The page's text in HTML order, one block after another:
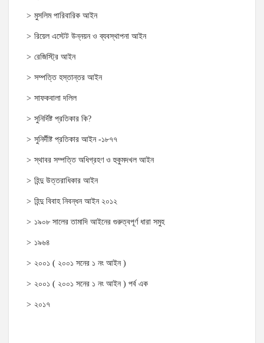
মুসলিম পারিবারিক আইন
রিয়েল এস্টেট উন্নয়ন ও ব্যবস্থাপনা আইন
রেজিস্ট্রি আইন
সম্পত্তি হস্তান্তর আইন
সাফকবালা দলিল
সুনির্দিষ্ট প্রতিকার কি?
সুনির্দীষ্ট প্রতিকার আইন -১৮৭৭
স্থাবর সম্পত্তি অধিগ্রহণ ও হুকুমদখল আইন
হিন্দু উত্তরাধিকার আইন
হিন্দু বিবাহ নিবন্ধন আইন ২০১২
১৯০৮ সালের তামাদি আইনের গুরুত্বপূর্ণ ধারা সমুহ
১৯৬৪
২০০১ ( ২০০১ সনের ১ নং আইন )
২০০১ ( ২০০১ সনের ১ নং আইন ) পর্ব এক
২০১৭